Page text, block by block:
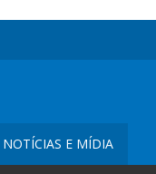
NOTÍCIAS E MÍDIA